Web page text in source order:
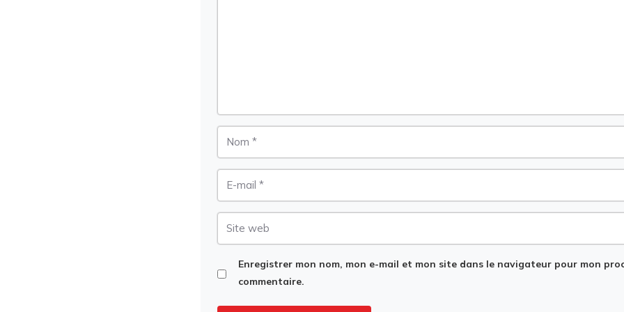
Enregistrer mon nom, mon e-mail et mon site dans le navigateur pour mon
commentaire.